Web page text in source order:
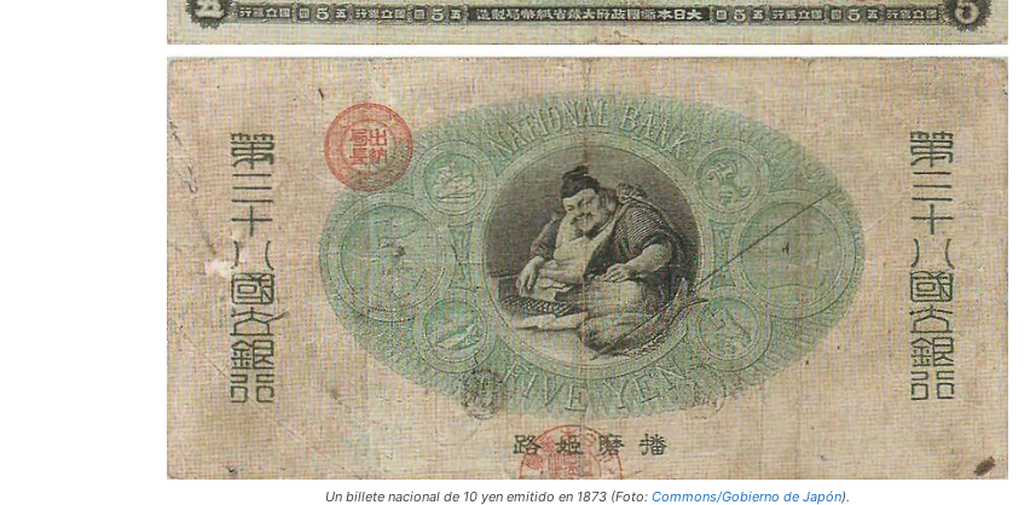
Un billete nacional de 10 yen emitido en 1873 (Foto: Commons/Gobierno de Japón).